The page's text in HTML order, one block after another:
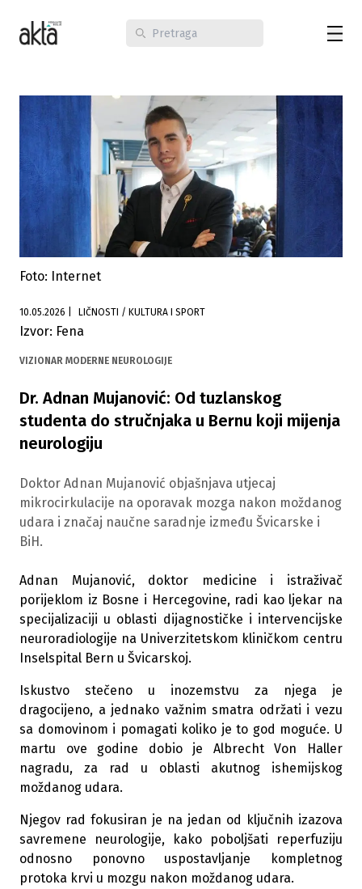
Foto: Internet
10.05.2026 LIČNOSTI / KULTURA I SPORT
Izvor: Fena
VIZIONAR MODERNE NEUROLOGIJE
Dr. Adnan Mujanović: Od tuzlanskog
studenta do stručnjaka u Bernu koji mijenja
neurologiju
Doktor Adnan Mujanović objašnjava utjecaj
mikrocirkulacije na oporavak mozga nakon moždanog
udara i značaj naučne saradnje između Švicarske i
BiH.
Adnan Mujanović, doktor medicine i istraživač
porijeklom iz Bosne i Hercegovine, radi kao ljekar na
specijalizaciji u oblasti dijagnostičke i intervencijske
neuroradiologije na Univerzitetskom kliničkom centru
Inselspital Bern u Švicarskoj.
Iskustvo stečeno u inozemstvu za njega je
dragocijeno, a jednako važnim smatra održati i vezu
sa domovinom i pomagati koliko je to god moguće. U
martu ove godine dobio je Albrecht Von Haller
nagradu, za rad u oblasti akutnog ishemijskog
moždanog udara.
Njegov rad fokusiran je na jedan od ključnih izazova
savremene neurologije, kako poboljšati reperfuziju
odnosno ponovno uspostavljanje kompletnog
protoka krvi u mozgu nakon moždanog udara.